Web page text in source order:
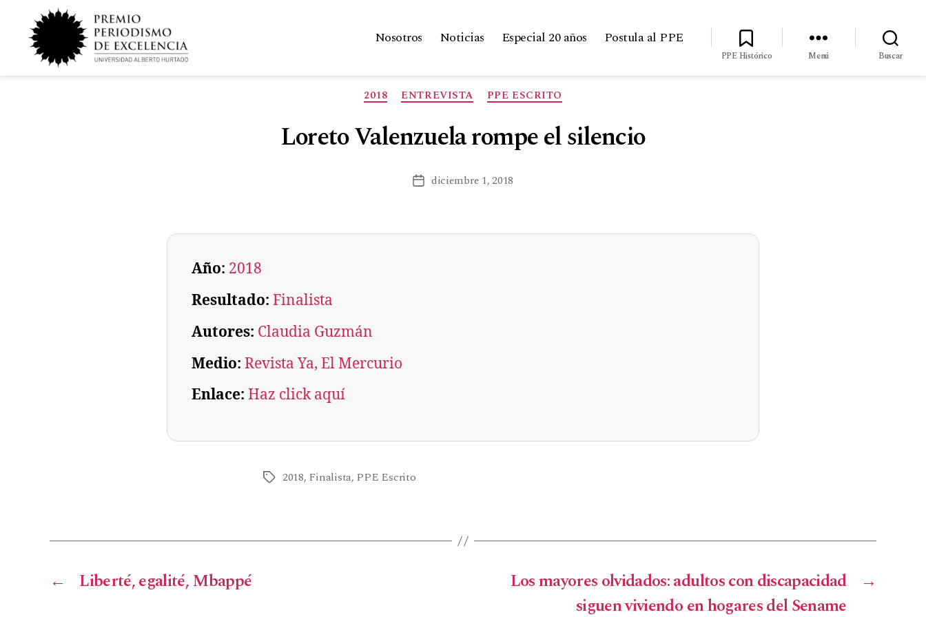
Nosotros Noticias Especial 20 años Postula al PPE
PPE Histórico Menú Buscar
2018 ENTREVISTA PPE ESCRITO
Loreto Valenzuela rompe el silencio
diciembre 1, 2018
Año: 2018
Resultado: Finalista
Autores: Claudia Guzmán
Medio: Revista Ya, El Mercurio
Enlace: Haz click aquí
2018, Finalista, PPE Escrito
← Liberté, egalité, Mbappé →
Los mayores olvidados: adultos con discapacidad
siguen viviendo en hogares del Sename